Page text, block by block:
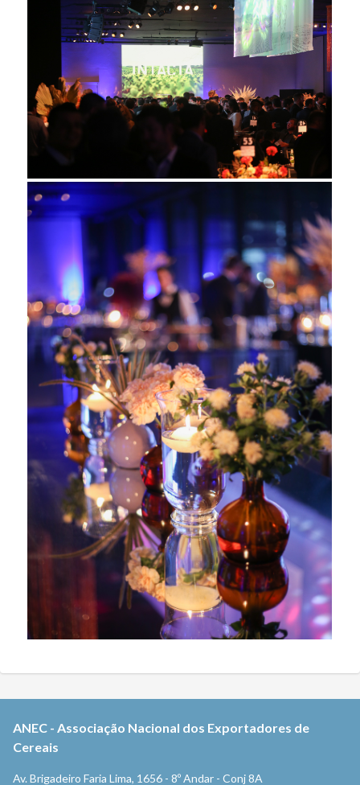
ANEC - Associação Nacional dos Exportadores de
Cereais
Av. Brigadeiro Faria Lima, 1656 - 8º Andar - Conj 8A